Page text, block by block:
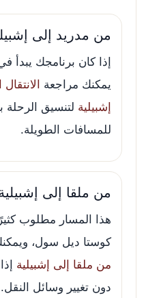
من مدريد إلى
إذا كان برنامجك يبدأ
يمكنك مراجعة
إشبيلية لتنسيق الرحلة
للمسافات الطويلة.
من ملقا إلى
هذا المسار مطلوب
كوستا ديل سول،
من ملقا إلى إشبيلية
دون تغيير وسائل النقل.